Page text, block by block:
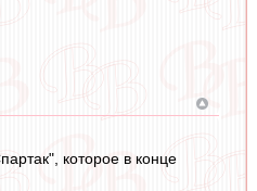
которое в конце